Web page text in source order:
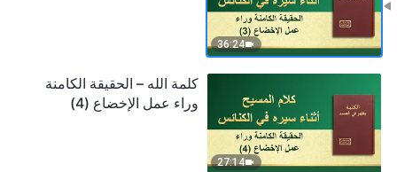
36:24
27:14
كلمة الله – الحقيقة الكامنة
وراء عمل الإخضاع (4)